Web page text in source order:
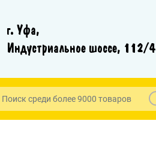
г. Уфа,
Индустриальное шоссе, 112/4